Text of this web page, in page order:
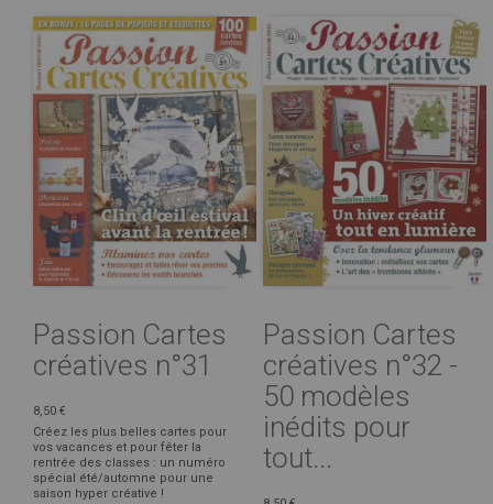
Passion Cartes
créatives n°31
8,50 €
Créez les plus belles cartes pour
vos vacances et pour fêter la
rentrée des classes : un numéro
spécial été/automne pour une
saison hyper créative !
Passion Cartes
créatives n°32 -
50 modèles
inédits pour
tout...